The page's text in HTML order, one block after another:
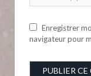
Enregistrer
navigateur pour